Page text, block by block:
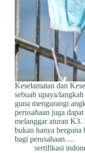
Keselamatan dan
sebuah upaya/
guna mengurangi
perusahaan juga
melanggar aturan K3.
bukan hanya
bagi perusahaan.…
sertifikasi